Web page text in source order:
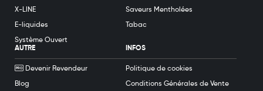
X-LINE
E-liquides
Système Ouvert
Saveurs Mentholées
Tabac
AUTRE
Devenir Revendeur
Blog
INFOS
Politique de cookies
Conditions Générales de Vente